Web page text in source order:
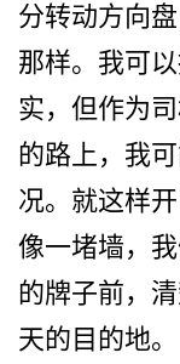
分转动方向
那样。我可
实，但作为
的路上，­我
况。就这样
像一堵墙，
的牌子前，
天的目的地